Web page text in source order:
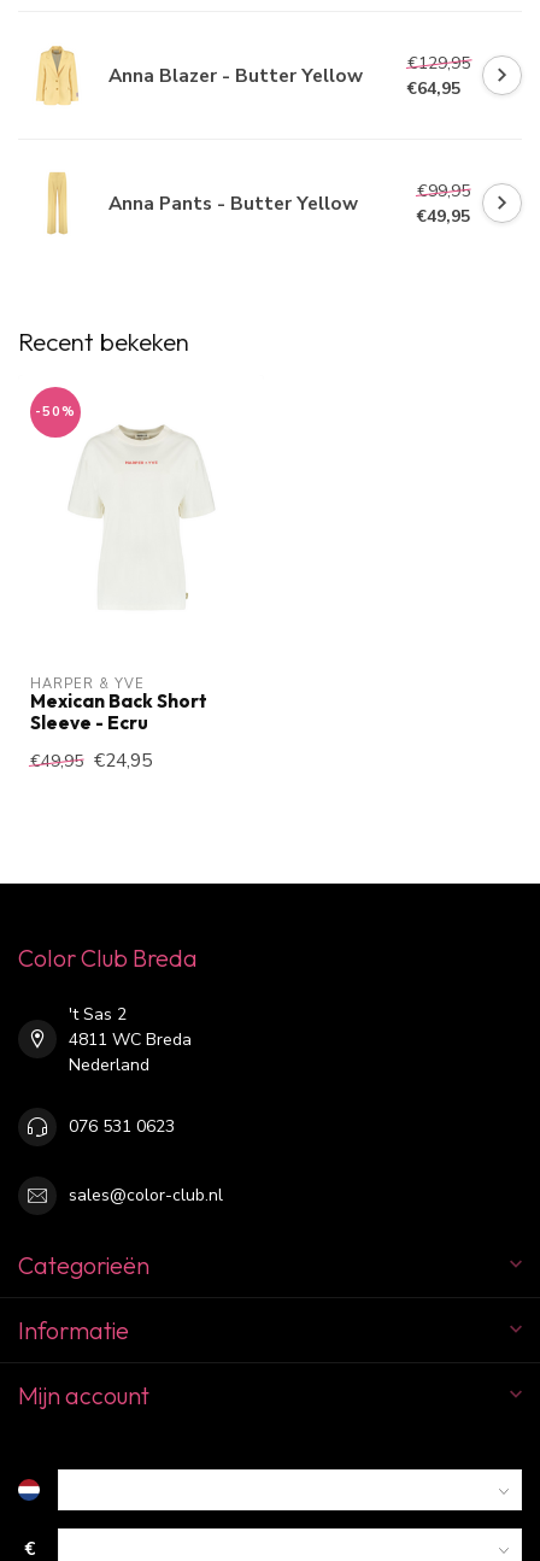
Anna Blazer - Butter Yellow
€129,95
€64,95
Anna Pants - Butter Yellow
€99,95
€49,95
Recent bekeken
-50%
HARPER & YVE
Mexican Back Short
Sleeve - Ecru
€49,95 €24,95
Color Club Breda
't Sas 2
4811 WC Breda
Nederland
076 531 0623
sales@color-club.nl
Categorieën
Informatie
Mijn account
€